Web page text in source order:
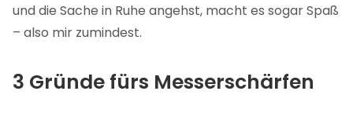
und die Sache in Ruhe angehst, macht es sogar Spaß
– also mir zumindest.
3 Gründe fürs Messerschärfen